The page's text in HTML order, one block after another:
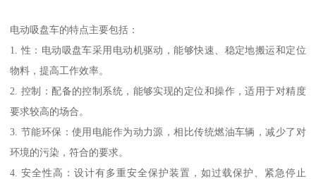
电动吸盘车的特点主要包括：
1. 性：电动吸盘车采用电动机驱动，能够快速、稳定地搬运和定位
物料，提高工作效率。
2. 控制：配备的控制系统，能够实现的定位和操作，适用于对精度
要求较高的场合。
3. 节能环保：使用电能作为动力源，相比传统燃油车辆，减少了对
环境的污染，符合的要求。
4. 安全性高：设计有多重安全保护装置，如过载保护、紧急停止